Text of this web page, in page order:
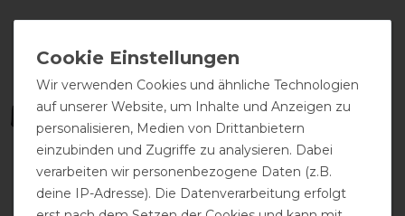
Wir verwenden Cookies und ähnliche Technologien
auf unserer Website, um Inhalte und Anzeigen zu
personalisieren, Medien von Drittanbietern
einzubinden und Zugriffe zu analysieren. Dabei
verarbeiten wir personenbezogene Daten (z.B.
deine IP-Adresse). Die Datenverarbeitung erfolgt